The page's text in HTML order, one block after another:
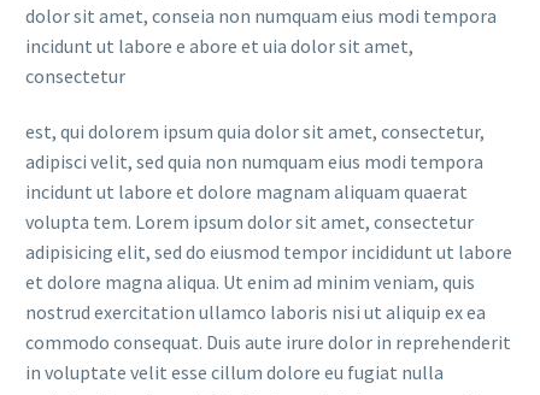
dolor sit amet, conseia non numquam eius modi tempora
incidunt ut labore e abore et uia dolor sit amet,
consectetur
est, qui dolorem ipsum quia dolor sit amet, consectetur,
adipisci velit, sed quia non numquam eius modi tempora
incidunt ut labore et dolore magnam aliquam quaerat
volupta tem. Lorem ipsum dolor sit amet, consectetur
adipisicing elit, sed do eiusmod tempor incididunt ut labore
et dolore magna aliqua. Ut enim ad minim veniam, quis
nostrud exercitation ullamco laboris nisi ut aliquip ex ea
commodo consequat. Duis aute irure dolor in reprehenderit
in voluptate velit esse cillum dolore eu fugiat nulla